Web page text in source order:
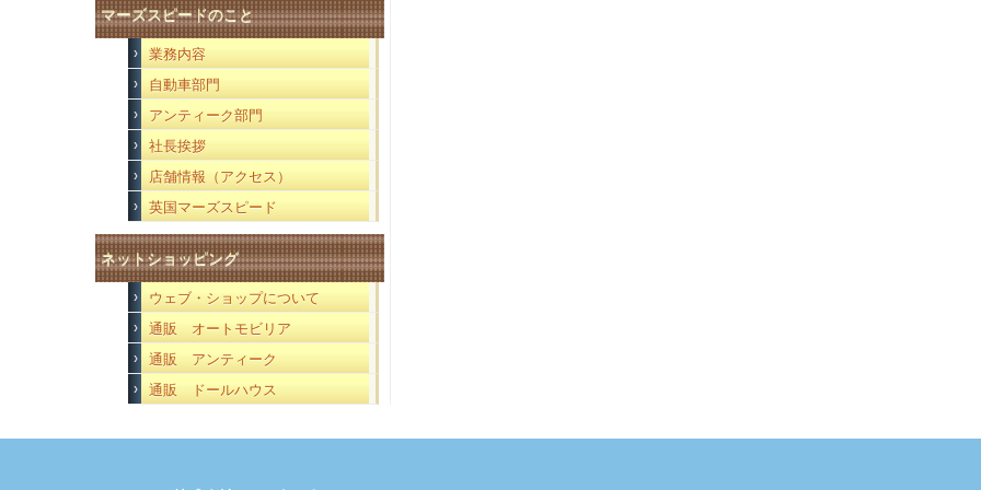
マーズスピードのこと
業務内容
自動車部門
アンティーク部門
社長挨拶
店舗情報（アクセス）
英国マーズスピード
ネットショッピング
ウェブ・ショップについて
通販 オートモビリア
通販 アンティーク
通販 ドールハウス